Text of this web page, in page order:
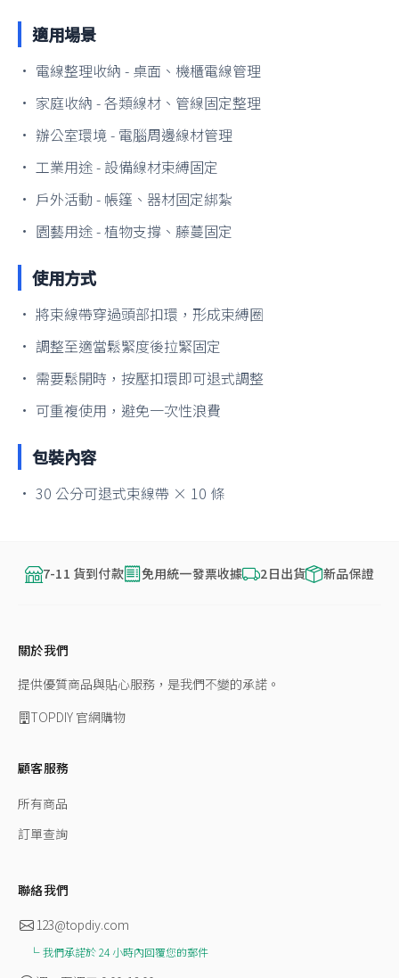
適用場景
• 電線整理收納 - 桌面、機櫃電線管理
• 家庭收納 - 各類線材、管線固定整理
• 辦公室環境 - 電腦周邊線材管理
• 工業用途 - 設備線材束縛固定
• 戶外活動 - 帳篷、器材固定綁紮
• 園藝用途 - 植物支撐、藤蔓固定
使用方式
• 將束線帶穿過頭部扣環，形成束縛圈
• 調整至適當鬆緊度後拉緊固定
• 需要鬆開時，按壓扣環即可退式調整
• 可重複使用，避免一次性浪費
包裝內容
• 30 公分可退式束線帶 × 10 條
7-11 貨到付款 免用統一發票收據 2日出貨 新品保證
關於我們
提供優質商品與貼心服務，是我們不變的承諾。
TOPDIY 官網購物
顧客服務
所有商品
訂單查詢
聯絡我們
123@topdiy.com
我們承諾於 24 小時內回覆您的郵件